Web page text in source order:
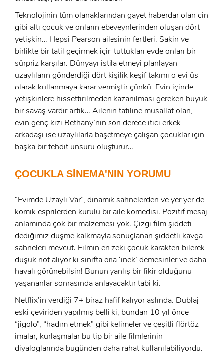
x
GIRIŞ YAP
E-Posta:
Şifre:
Beni Hatırla Şifremi Unuttum ?
GIRIŞ
x
ÜYE OL
Ad Soyad:
Şifre:
ÜYE OL
GIRIŞ
Teknolojinin tüm olanaklarından gayet haberdar olan cin
gibi altı çocuk ve onların ebeveynlerinden oluşan dört
yetişkin… Hepsi Pearson ailesinin fertleri. Sakin ve
birlikte bir tatil geçirmek için tuttukları evde onları bir
sürpriz karşılar. Dünyayı istila etmeyi planlayan
uzaylıların gönderdiği dört kişilik keşif takımı o evi üs
olarak kullanmaya karar vermiştir çünkü. Evin içinde
yetişkinlere hissettirilmeden kazanılması gereken büyük
bir savaş vardır artık… Ailenin tatiline musallat olan,
evin genç kızı Bethany’nin son derece itici erkek
arkadaşı ise uzaylılarla başetmeye çalışan çocuklar için
başka bir tehdit unsuru oluşturur…
ÇOCUKLA SİNEMA'NIN YORUMU
“Evimde Uzaylı Var”, dinamik sahnelerden ve yer yer de
komik esprilerden kurulu bir aile komedisi. Pozitif mesaj
anlamında çok bir malzemesi yok. Çizgi film şiddeti
dediğimiz düşme kalkmayla sonuçlanan şiddetli kavga
sahneleri mevcut. Filmin en zeki çocuk karakteri bilerek
düşük not alıyor ki sınıfta ona ‘inek’ demesinler ve daha
havalı görünebilsin! Bunun yanlış bir fikir olduğunu
yaşananlar sonrasında anlayacaktır tabi ki.
Netflix’in verdiği 7+ biraz hafif kalıyor aslında. Dublaj
eski çeviriden yapılmış belli ki, bundan 10 yıl önce
“jigolo”, “hadım etmek” gibi kelimeler ve çeşitli flörtöz
imalar, kurlaşmalar bu tip bir aile filmlerinin
diyaloglarında bugünden daha rahat kullanılabiliyordu.